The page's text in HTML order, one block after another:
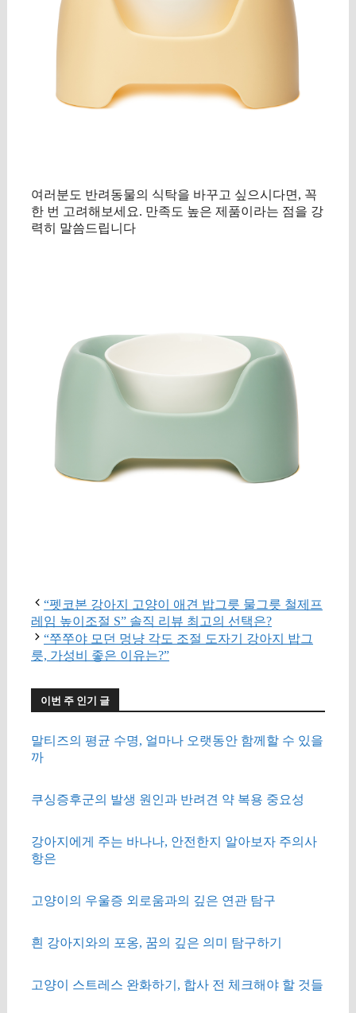
여러분도 반려동물의 식탁을 바꾸고 싶으시다면, 꼭
한 번 고려해보세요. 만족도 높은 제품이라는 점을 강
력히 말씀드립니다
“펫코본 강아지 고양이 애견 밥그릇 물그릇 철제프
레임 높이조절 S” 솔직 리뷰 최고의 선택은?
“쭈쭈야 모던 멍냥 각도 조절 도자기 강아지 밥그
릇, 가성비 좋은 이유는?”
이번 주 인기 글
말티즈의 평균 수명, 얼마나 오랫동안 함께할 수 있을
까
쿠싱증후군의 발생 원인과 반려견 약 복용 중요성
강아지에게 주는 바나나, 안전한지 알아보자 주의사
항은
고양이의 우울증 외로움과의 깊은 연관 탐구
흰 강아지와의 포옹, 꿈의 깊은 의미 탐구하기
고양이 스트레스 완화하기, 합사 전 체크해야 할 것들